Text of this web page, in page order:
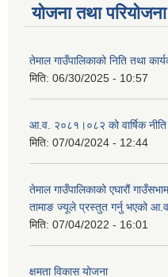
योजना तथा परियोजना
तेमाल गाउँपालिकाको निति तथा
मिति: 06/30/2025 - 10:57
आ.व. २०८१।०८२ को वार्षिक नीति
मिति: 07/04/2024 - 12:44
तेमाल गाउँपालिकाको एघारौं
तामाङ ज्यूले प्रस्तुत गर्नु भएको
मिति: 07/04/2022 - 16:01
क्षमता विकास योजना